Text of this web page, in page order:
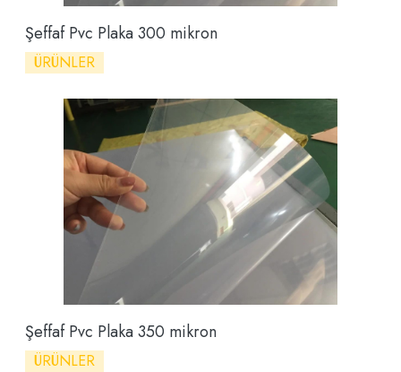
Şeffaf Pvc Plaka 300 mikron
ÜRÜNLER
Şeffaf Pvc Plaka 350 mikron
ÜRÜNLER